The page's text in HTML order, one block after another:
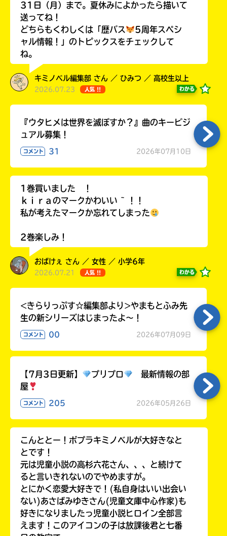
31日（月）まで。夏休みによかったら描いて
送ってね！
どちらもくわしくは「歴バス
5周年スペシ
ャル情報！」のトピックスをチェックして
ね。
キミノベル編集部 さん ／ ひみつ ／ 高校生以上
2026.07.23 人気 !! わかる
『ウタヒメは世界を滅ぼすか？』曲のキービジ
ュアル募集！
コメント 31 2026年07月10日
1巻買いました ！
ｋｉｒａのマークかわいい ~ ！！
私が考えたマークか忘れてしまった
2巻楽しみ！
おばけぇ さん ／ 女性 ／ 小学6年
2026.07.21 人気 !! わかる
<きらりっぷす☆編集部より>やまもとふみ先
生の新シリーズはじまったよ～！
コメント 00 2026年07月09日
【7月3日更新】 プリプロ
最新情報の部
屋
コメント 205 2026年05月26日
こんととー！ポプラキミノベルが大好きなと
とです！
元は児童小説の高杉六花さん、、、と続けて
ると言いきれないのでやめますが。
とにかく恋愛大好きで！(私自身はいい出会い
ない)あさばみゆきさん(児童文庫中心作家)も
好きになりましたっ児童小説ヒロイン全部言
えます！このアイコンの子は放課後君と七番